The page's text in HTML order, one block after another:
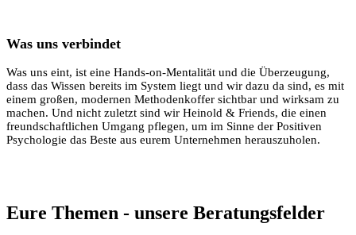
Was uns verbindet
Was uns eint, ist eine Hands-on-Mentalität und die Überzeugung,
dass das Wissen bereits im System liegt und wir dazu da sind, es mit
einem großen, modernen Methodenkoffer sichtbar und wirksam zu
machen. Und nicht zuletzt sind wir Heinold & Friends, die einen
freundschaftlichen Umgang pflegen, um im Sinne der Positiven
Psychologie das Beste aus eurem Unternehmen herauszuholen.
Eure Themen - unsere Beratungsfelder